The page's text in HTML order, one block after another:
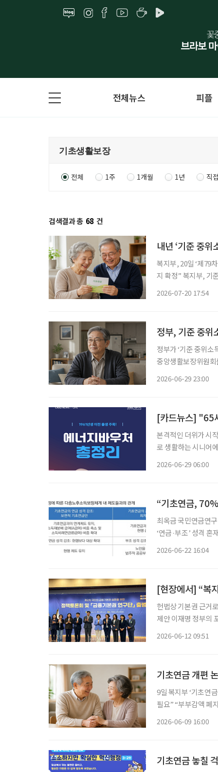
전체뉴스 피플
전체 1주 1개월 1년 직
검색결과 총 68 건
내년 ‘기준 중
복지부, 20일 ‘제79
지 확정” 복지부, 기준 중
2026-07-20 17:54
정부, 기준 중위
정부가 ‘기준 중위소득’을 새
중앙생활보장위원회
2026-06-29 23:00
[카드뉴스] "65
본격적인 더위가 시
로 생활하는 시니어
2026-06-29 06:00
“기초연금,
최옥금 국민연금연
‘연금·부조’ 성격 혼재…
2026-06-22 16:04
헌법상 기본권 근거로 금융 접근권 보장 강
제안 이재명 정부의 포용금융 기조 속에서 금융기본권 제도화 논의가 탄력을 받을지 주목된
2026-06-12 09:51
기초연금 개편
9일 복지부 ‘기초연
필요” “부부감액 폐지, 기
2026-06-09 16:00
기초연금 놓칠